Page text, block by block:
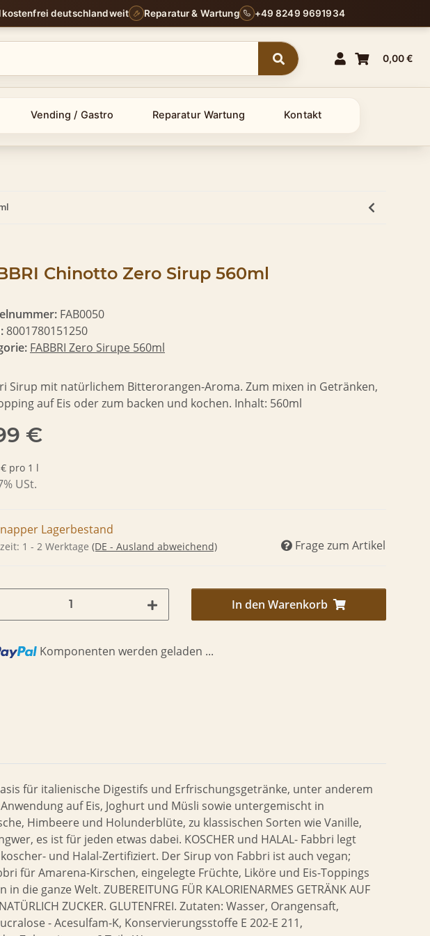
deutschlandweit Reparatur & Wartung +49 8249 9691934
0,00 €
Vending / Gastro Reparatur Wartung Kontakt
Chinotto Zero Sirup 560ml
FAB0050
8001780151250
FABBRI Zero Sirupe 560ml
Sirup mit natürlichem Bitterorangen-Aroma. Zum mixen in Getränken,
auf Eis oder zum backen und kochen. Inhalt: 560ml
€
pro 1 l
USt.
Lagerbestand
1 - 2 Werktage (DE - Ausland abweichend) Frage zum Artikel
In den Warenkorb
Komponenten werden geladen ...
für italienische Digestifs und Erfrischungsgetränke, unter anderem
auf Eis, Joghurt und Müsli sowie untergemischt in
Himbeere und Holunderblüte, zu klassischen Sorten wie Vanille,
es ist für jeden etwas dabei. KOSCHER und HALAL- Fabbri legt
und Halal-Zertifiziert. Der Sirup von Fabbri ist auch vegan;
für Amarena-Kirschen, eingelegte Früchte, Liköre und Eis-Toppings
ganze Welt. ZUBEREITUNG FÜR KALORIENARMES GETRÄNK AUF
ZUCKER. GLUTENFREI. Zutaten: Wasser, Orangensaft,
- Acesulfam-K, Konservierungsstoffe E 202-E 211,